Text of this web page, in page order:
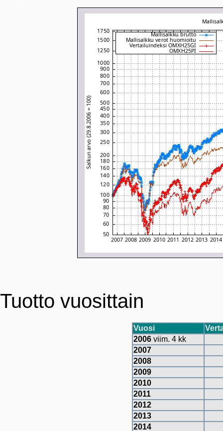
Tuotto vuosittain
Vuosi
2006 viim. 4 kk
2007
2008
2009
2010
2011
2012
2013
2014